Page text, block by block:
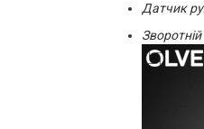
Датчик